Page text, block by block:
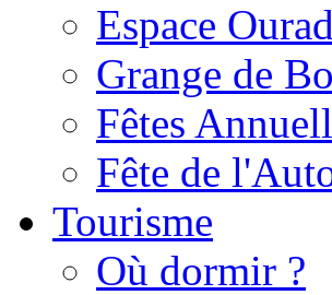
Espace
Grange de
Fêtes
Fête de
Tourisme
Où dormir ?